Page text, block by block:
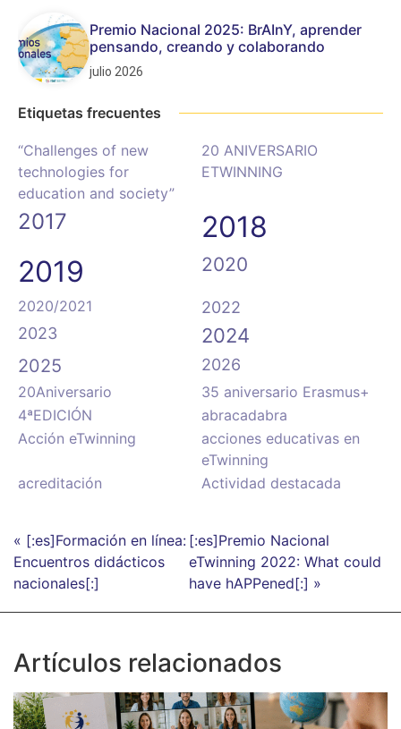
Premio Nacional 2025: BrAInY, aprender
pensando, creando y colaborando
julio 2026
Etiquetas frecuentes
“Challenges of new
technologies for
education and society”
20 ANIVERSARIO
ETWINNING
2017
2018
2019
2020
2020/2021
2022
2023
2024
2025 2026
20Aniversario
35 aniversario Erasmus+
4ªEDICIÓN
abracadabra
Acción eTwinning
acciones educativas en
eTwinning
acreditación
Actividad destacada
« [:es]Formación en línea:
Encuentros didácticos
nacionales[:]
[:es]Premio Nacional
eTwinning 2022: What could
have hAPPened[:] »
Artículos relacionados